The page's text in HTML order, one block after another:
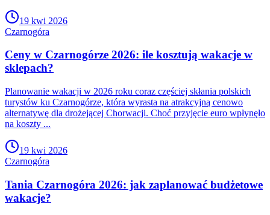
19 kwi 2026
Czarnogóra
Ceny w Czarnogórze 2026: ile kosztują wakacje w
sklepach?
Planowanie wakacji w 2026 roku coraz częściej skłania polskich
turystów ku Czarnogórze, która wyrasta na atrakcyjną cenowo
alternatywę dla drożejącej Chorwacji. Choć przyjęcie euro wpłynęło
na koszty ...
19 kwi 2026
Czarnogóra
Tania Czarnogóra 2026: jak zaplanować budżetowe
wakacje?